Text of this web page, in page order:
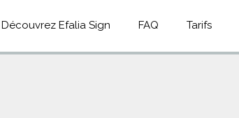
Découvrez Efalia Sign FAQ Tarifs